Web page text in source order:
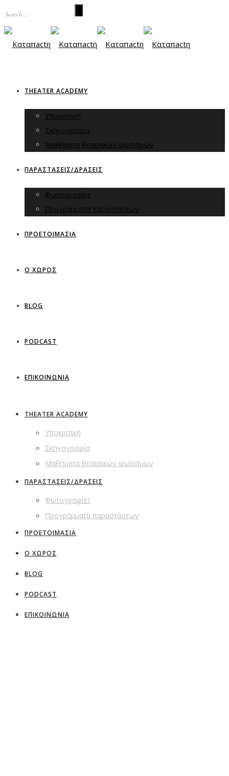
THEATER ACADEMY
Υποκριτική
Σκηνογραφία
Μαθήματα θεατρικών φωτισμών
ΠΑΡΑΣΤΑΣΕΙΣ/ΔΡΑΣΕΙΣ
Φωτογραφίες
Προγράμματα παραστάσεων
ΠΡΟΕΤΟΙΜΑΣΙΑ
Ο ΧΩΡΟΣ
BLOG
PODCAST
ΕΠΙΚΟΙΝΩΝΙΑ
THEATER ACADEMY
Υποκριτική
Σκηνογραφία
Μαθήματα θεατρικών φωτισμών
ΠΑΡΑΣΤΑΣΕΙΣ/ΔΡΑΣΕΙΣ
Φωτογραφίες
Προγράμματα παραστάσεων
ΠΡΟΕΤΟΙΜΑΣΙΑ
Ο ΧΩΡΟΣ
BLOG
PODCAST
ΕΠΙΚΟΙΝΩΝΙΑ